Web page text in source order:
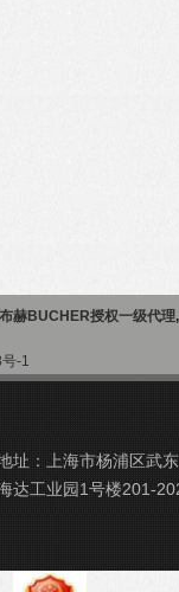
赫BUCHER授权一级代理,
-1
址：上海市杨浦区武
达工业园1号楼201-